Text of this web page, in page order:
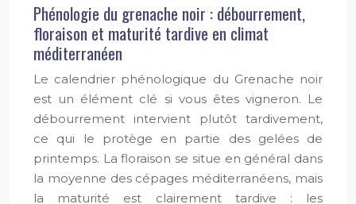
Phénologie du grenache noir : débourrement,
floraison et maturité tardive en climat
méditerranéen
Le calendrier phénologique du Grenache noir
est un élément clé si vous êtes vigneron. Le
débourrement intervient plutôt tardivement,
ce qui le protège en partie des gelées de
printemps. La floraison se situe en général dans
la moyenne des cépages méditerranéens, mais
la maturité est clairement tardive : les